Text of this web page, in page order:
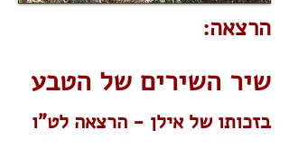
הרצאה:
שיר השירים של הטבע
בזכותו של אילן - הרצאה לט"ו